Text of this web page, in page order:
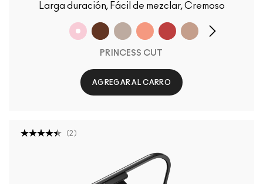
Larga duración, Fácil de mezclar, Cremoso
PRINCESS CUT
AGREGAR AL CARRO
( 2 )